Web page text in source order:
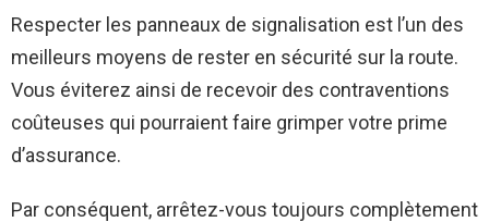
Respecter les panneaux de signalisation est l’un des
meilleurs moyens de rester en sécurité sur la route.
Vous éviterez ainsi de recevoir des contraventions
coûteuses qui pourraient faire grimper votre prime
d’assurance.
Par conséquent, arrêtez-vous toujours complètement